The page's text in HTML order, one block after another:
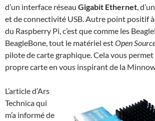
d’un interface réseau Gigabit Ethernet ,
et de connectivité USB. Autre point positif
du Raspberry Pi, c’est que comme les
BeagleBone, tout le matériel estOpen
pilote de carte graphique. Cela vous
propre carte en vous inspirant de la
L’article d’Ars
Technica qui
m’a informé de